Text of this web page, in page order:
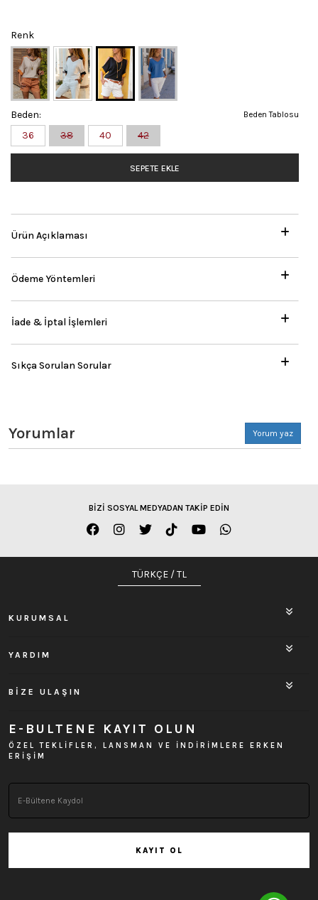
Renk
Beden Tablosu
Beden:
36
38 40 42
SEPETE EKLE
Ürün Açıklaması
Ödeme Yöntemleri
İade & İptal İşlemleri
Sıkça Sorulan Sorular
Yorumlar Yorum yaz
BİZİ SOSYAL MEDYADAN TAKİP EDİN
TÜRKÇE / TL
KURUMSAL
YARDIM
BİZE ULAŞIN
E-BULTENE KAYIT OLUN
ÖZEL TEKLİFLER, LANSMAN VE İNDİRİMLERE ERKEN
ERİŞİM
KAYIT OL